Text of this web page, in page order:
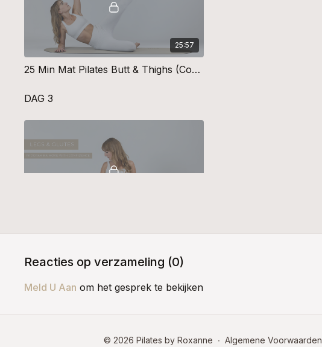
25:57
25 Min Mat Pilates Butt & Thighs (Connect With Your Body) #0124
DAG 3
20 Min Stretch Legs & Glutes (Strengthen Your Mindset) #0125
DAG 4
Reacties op verzameling (0)
Meld U Aan om het gesprek te bekijken
© 2026 Pilates by Roxanne ∙ Algemene Voorwaarden